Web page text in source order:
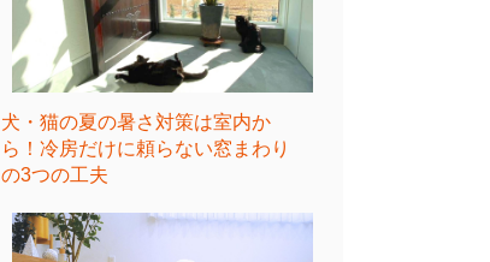
犬・猫の夏の暑さ対策は室内か
ら！冷房だけに頼らない窓まわり
の3つの工夫